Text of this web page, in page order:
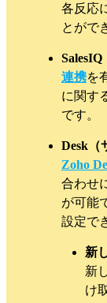
各反応
とがで
SalesIQ
連携を
に関す
です。
Desk（
Zoho
合わせ
が可能
設定で
新
新
け